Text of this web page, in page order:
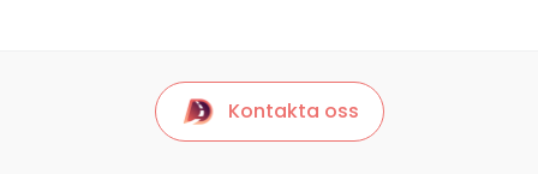
Kontakta oss